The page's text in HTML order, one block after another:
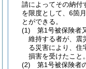
請によってその納付
を限度として、6箇
とができる。
(1)
第1号被保険者
維持する者が、震
る災害により、住
損害を受けたこと。
(2)
第1号被保険者